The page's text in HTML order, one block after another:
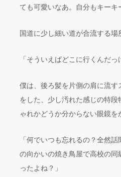
ても可愛いなあ。自分もキーキ
国道に少し細い道が合流する場
「そういえばどこに行くんだっ
僕は、後ろ髪を片側の肩に流
をした、少し汚れた感じの特段
ゃれかどうか分からない眼鏡を
「何でいつも忘れるの？全然
の向かいの焼き鳥屋で高校の
ったよね？」